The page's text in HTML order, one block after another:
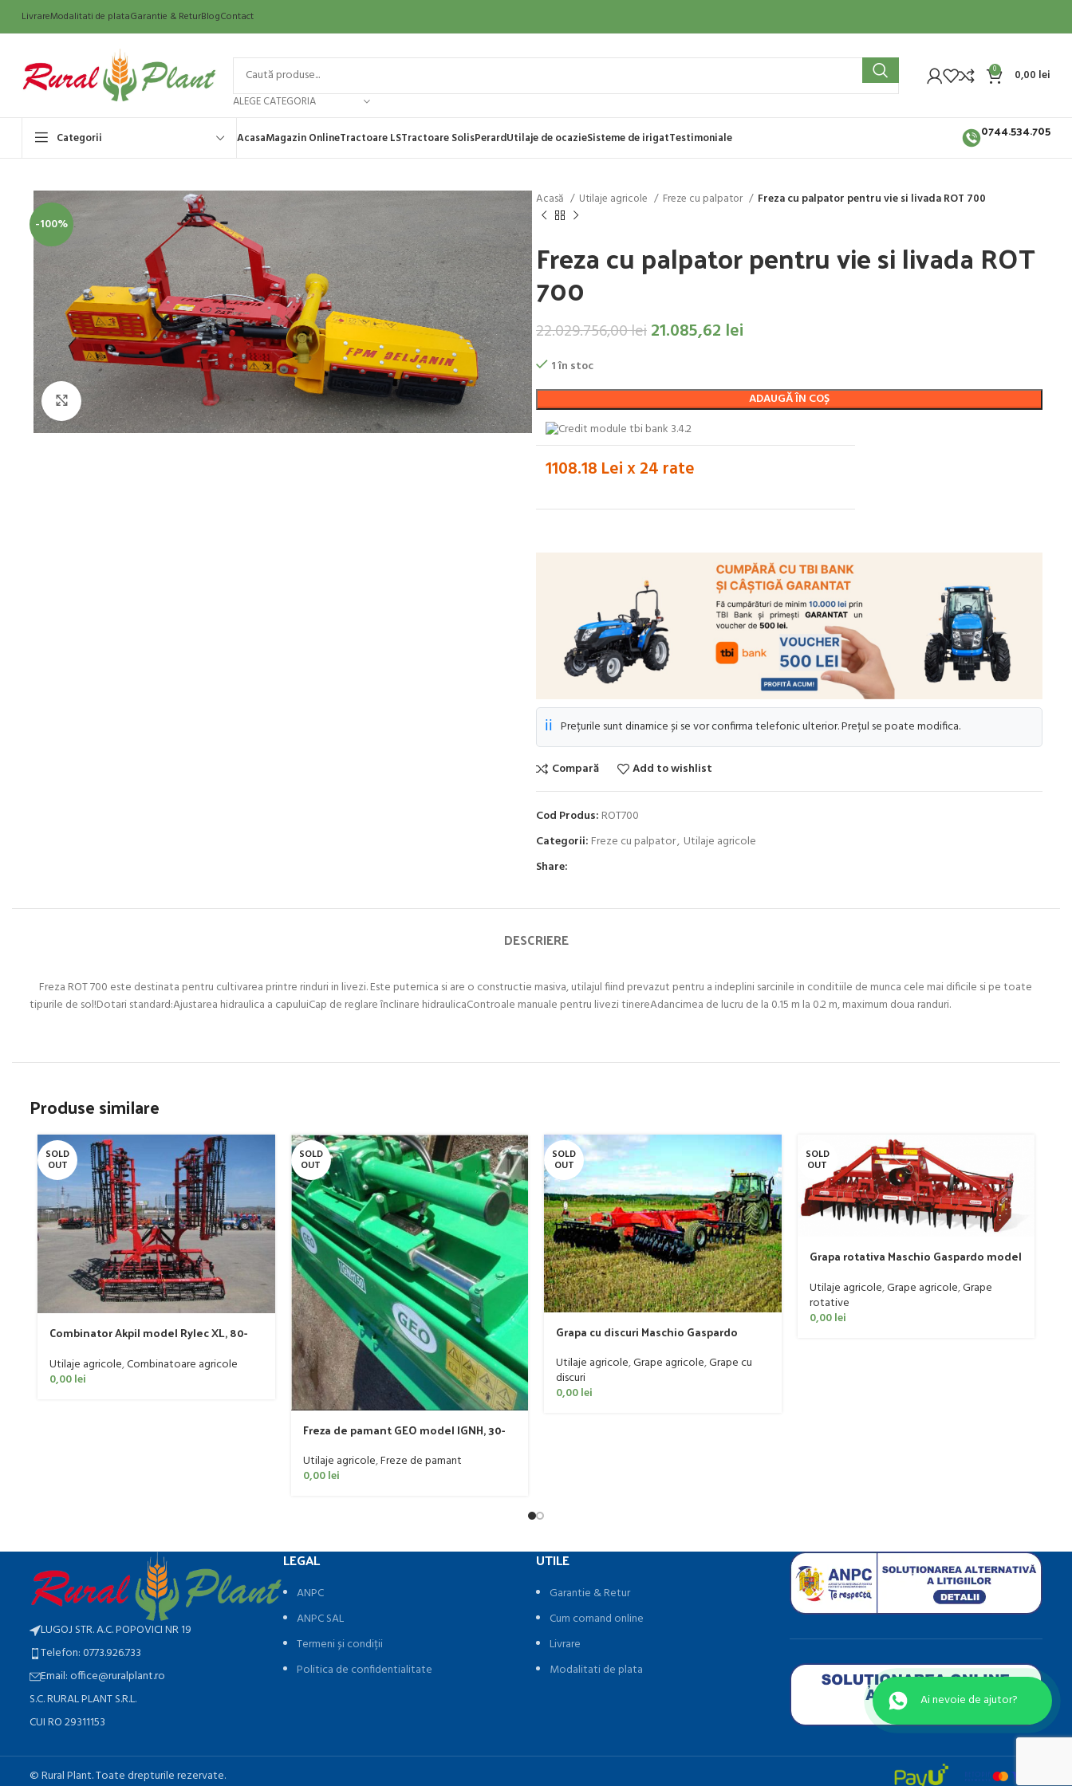
LivrareModalitati de plataGarantie & ReturBlogContact
ALEGE CATEGORIA
0 0,00 lei
Categorii AcasaMagazin OnlineTractoare LSTractoare SolisPerardUtilaje de ocazieSisteme de irigatTestimoniale 0744.534.705
-100%
Click to enlarge
Acasă Utilaje agricole Freze cu palpator Freza cu palpator pentru vie si livada ROT 700
Freza cu palpator pentru vie si livada ROT
700
22.029.756,00lei21.085,62 lei
1 în stoc
ADAUGĂ ÎN COȘ
1108.18 Lei x 24 rate
ℹ️ Prețurile sunt dinamice și se vor confirma telefonic ulterior. Prețul se poate modifica.
Compară Add to wishlist
Cod Produs: ROT700
Categorii: Freze cu palpator, Utilaje agricole
Share:
DESCRIERE
Freza ROT 700 este destinata pentru cultivarea printre rinduri in livezi. Este puternica si are o constructie masiva, utilajul fiind prevazut pentru a indeplini sarcinile in conditiile de munca cele mai dificile si pe toate
tipurile de sol!Dotari standard:Ajustarea hidraulica a capuluiCap de reglare înclinare hidraulicaControale manuale pentru livezi tinereAdancimea de lucru de la 0.15 m la 0.2 m, maximum doua randuri.
Produse similare
SOLD
OUT
Combinator Akpil model Rylec XL, 80-
Utilaje agricole,Combinatoare agricole
0,00lei
SOLD
OUT
Freza de pamant GEO model IGNH, 30-
Utilaje agricole,Freze de pamant
0,00lei
SOLD
OUT
Grapa cu discuri Maschio Gaspardo
Utilaje agricole,Grape agricole,Grape cu
discuri
0,00lei
SOLD
OUT
Grapa rotativa Maschio Gaspardo model
Utilaje agricole,Grape agricole,Grape
rotative
0,00lei
LUGOJ STR. A.C. POPOVICI NR 19
Telefon: 0773.926.733
Email: office@ruralplant.ro
S.C. RURAL PLANT S.R.L.
CUI RO 29311153
LEGAL
ANPC
ANPC SAL
Termeni și condiții
Politica de confidentialitate
UTILE
Garantie & Retur
Cum comand online
Livrare
Modalitati de plata
©️ Rural Plant. Toate drepturile rezervate.
Ai nevoie de ajutor?